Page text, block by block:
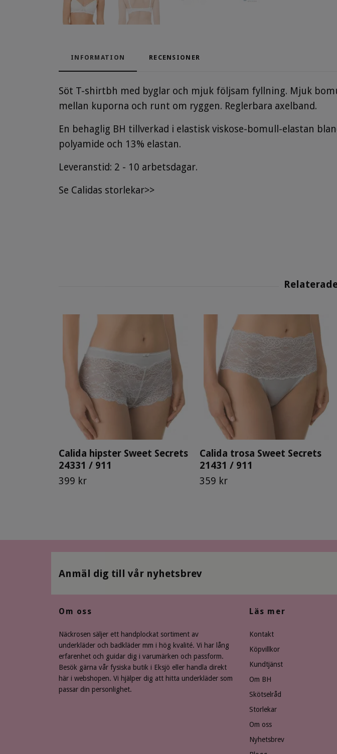
INFORMATION RECENSIONER
Söt T-shirtbh med byglar och mjuk följsam fyllning. Mjuk
mellan kuporna och runt om ryggen. Reglerbara axelband.
En behaglig BH tillverkad i elastisk viskose-bomull-elastan
polyamide och 13% elastan.
Leveranstid: 2 - 10 arbetsdagar.
Se Calidas storlekar>>
Calida hipster Sweet Secrets
24331 / 911
399 kr
Calida trosa Sweet Secrets
21431 / 911
359 kr
Anmäl dig till vår nyhetsbrev
Om oss
Näckrosen säljer ett handplockat sortiment av
underkläder och badkläder mm i hög kvalité. Vi har lång
erfarenhet och guidar dig i varumärken och passform.
Besök gärna vår fysiska butik i Eksjö eller handla direkt
här i webshopen. Vi hjälper dig att hitta underkläder som
passar din personlighet.
Läs mer
Kontakt
Köpvillkor
Kundtjänst
Om BH
Skötselråd
Storlekar
Om oss
Nyhetsbrev